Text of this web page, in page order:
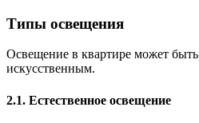
Типы освещения
Освещение в квартире может
искусственным.
2.1. Естественное освещение